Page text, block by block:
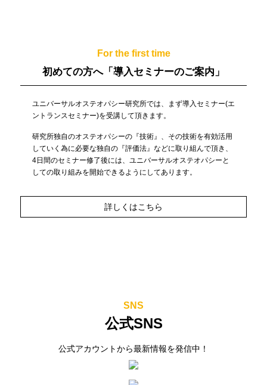
For the first time
初めての方へ「導入セミナーのご案内」
ユニバーサルオステオパシー研究所では、まず導入セミナー(エ
ントランスセミナー)を受講して頂きます。
研究所独自のオステオパシーの『技術』、その技術を有効活用
していく為に必要な独自の『評価法』などに取り組んで頂き、
4日間のセミナー修了後には、ユニバーサルオステオパシーと
しての取り組みを開始できるようにしてあります。
詳しくはこちら
SNS
公式SNS
公式アカウントから最新情報を発信中！